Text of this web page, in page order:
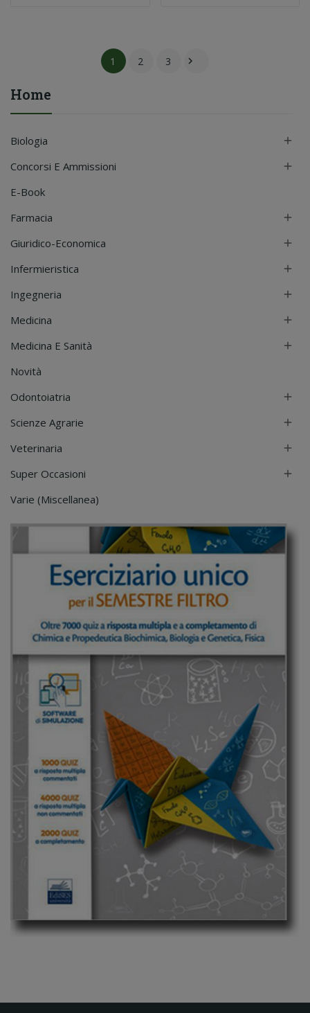
Home
Biologia 
Concorsi E Ammissioni 
E-Book
Farmacia

Giuridico-Economica 
Infermieristica 
Ingegneria 
Medicina 
Medicina E Sanità 
Novità
Odontoiatria

Scienze Agrarie 
Veterinaria 
Super Occasioni 
Varie (Miscellanea)
1 2 3 